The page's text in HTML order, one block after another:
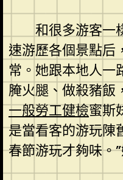
和很多游客一
速游歷各個景點后
常。她跟本地人一
腌火腿、做殺豬飯
一般勞工健檢蜜斯
是當看客的游玩陳
春節游玩才夠味。